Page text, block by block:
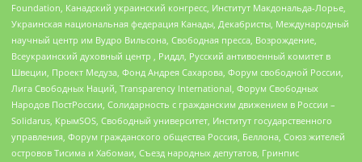
Foundation, Канадский украинский конгресс, Институт Макдональда-Лорье,
Украинская национальная федерация Канады, Декабристы, Международный
научный центр им Вудро Вильсона, Свободная пресса, Возрождение,
Всеукраинский духовный центр , Риддл, Русский антивоенный комитет в
Швеции, Проект Медуза, Фонд Андрея Сахарова, Форум свободной России,
Лига Свободных Наций, Transparеncy International, Форум Свободных
Народов ПостРоссии, Солидарность с гражданским движением в России –
Solidarus, КрымSOS, Свободный университет, Институт государственного
управления, Форум гражданского общества Россия, Беллона, Союз жителей
островов Тисима и Хабомаи, Съезд народных депутатов, Гринпис